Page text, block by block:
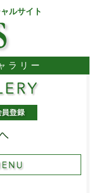
ルサイト
ラリー